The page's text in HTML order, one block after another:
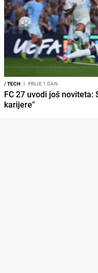
/TECH I PRIJE 1 DAN
FC 27 uvodi još
karijere"